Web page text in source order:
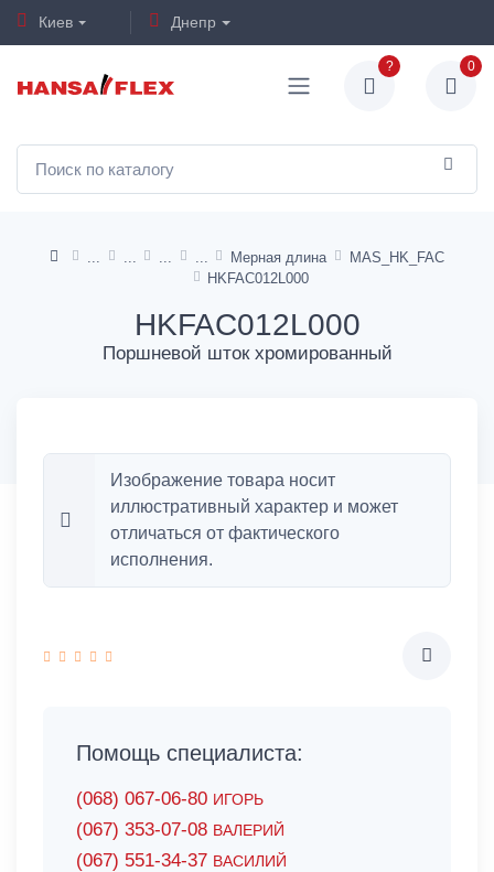
Киев Днепр
? 0
Мерная длина
MAS_HK_FAC
HKFAC012L000
HKFAC012L000
Поршневой шток хромированный
Изображение товара носит
иллюстративный характер и может
отличаться от фактического
исполнения.
Помощь специалиста:
(068) 067-06-80 ИГОРЬ
(067) 353-07-08 ВАЛЕРИЙ
(067) 551-34-37 ВАСИЛИЙ